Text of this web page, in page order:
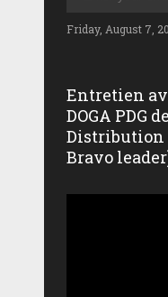
Friday, August 7,
Entretien
DOGA PDG
Distribution
Bravo